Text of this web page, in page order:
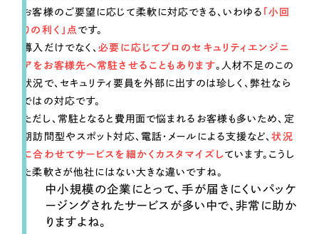
お客様のご要望に応じて柔軟に対応できる、いわゆる 「小回
りの利く」点 です。
導入だけでなく、必要に応じてプロのセキュリティエンジニ
アをお客様先へ常駐させることもあります。人材不足のこの
状況で、セキュリティ要員を外部に出すのは珍しく、弊社なら
ではの対応です。
ただし、常駐となると費用面で悩まれるお客様も多いため、定
期訪問型やスポット対応、電話・メールによる支援など、状況
に合わせてサービスを細かくカスタマイズしています。こうし
た柔軟さが他社にはない大きな違いですね。
中小規模の企業にとって、手が届きにくいパッケ
ージングされたサービスが多い中で、非常に助か
りますよね。